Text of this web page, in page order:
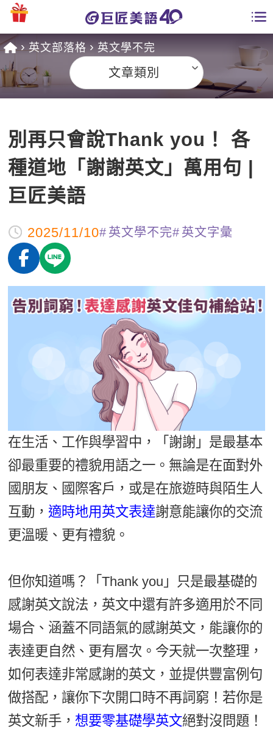
課程總覽
英文課程總表
英文會話
商用英文
英文檢定
TOEIC 多益課程
GEPT 全民英檢課程
TOEFL 托福課程
能力養成
自然發音
開口溜英文
旅遊英文
情境閱讀
英文寫作
Cengage TED Talks
CNN聽力強化
特色課程
英語俱樂部
ECAM
韓語
外語即時通
兒童美語
更多
一對一家教
點讀筆教材
數位學習教材
全國分校
免費資源
多益秒學堂
英文能力測驗
師資團隊
學習分享
學員故事
活動花絮
校園贊助
學員專區
Recruiting
英文部落格 英文學不完
文章類別
別再只會說Thank you！ 各
種道地「謝謝英文」萬用句 |
巨匠美語
2025/11/10 英文學不完 英文字彙
在生活、工作與學習中，「謝謝」是最基本
卻最重要的禮貌用語之一。無論是在面對外
國朋友、國際客戶，或是在旅遊時與陌生人
互動，適時地用英文表達謝意能讓你的交流
更溫暖、更有禮貌。
但你知道嗎？「Thank you」只是最基礎的
感謝英文說法，英文中還有許多適用於不同
場合、涵蓋不同語氣的感謝英文，能讓你的
表達更自然、更有層次。今天就一次整理，
如何表達非常感謝的英文，並提供豐富例句
做搭配，讓你下次開口時不再詞窮！若你是
英文新手， 想要零基礎學英文絕對沒問題！